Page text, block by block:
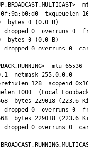
txqueuelen
bytes 0 (0.0 B)
dropped 0  overruns 0
bytes 0 (0.0 B)
dropped 0 overruns 0
mtu 65536
netmask 255.0.0.0
128  scopeid
1000  (Local
bytes 229018 (223.6
dropped 0  overruns 0
bytes 229018 (223.6
dropped 0 overruns 0